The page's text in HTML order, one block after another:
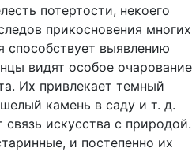
потертости, некоего
прикосновения многих
способствует выявлению
видят особое очарование
Их привлекает темный
камень в саду и т. д.
искусства с природой.
и постепенно их